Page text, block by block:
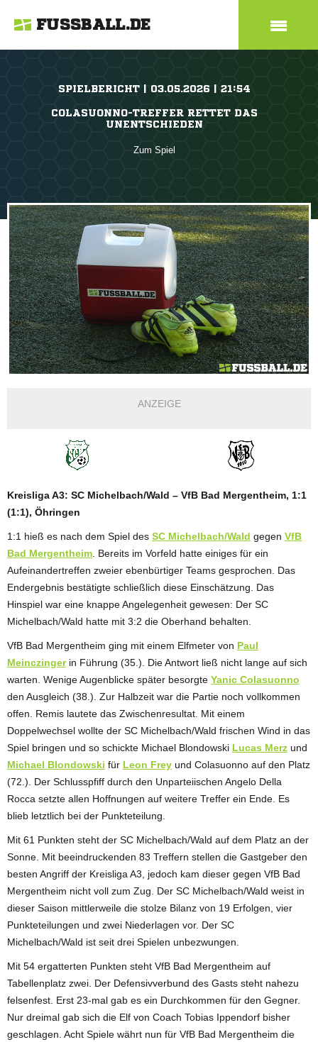
FUSSBALL.DE
SPIELBERICHT | 03.05.2026 | 21:54
COLASUONNO-TREFFER RETTET DAS
UNENTSCHIEDEN
Zum Spiel
ANZEIGE
Kreisliga A3: SC Michelbach/Wald – VfB Bad Mergentheim, 1:1
(1:1), Öhringen
1:1 hieß es nach dem Spiel des SC Michelbach/Wald gegen VfB
Bad Mergentheim . Bereits im Vorfeld hatte einiges für ein
Aufeinandertreffen zweier ebenbürtiger Teams gesprochen. Das
Endergebnis bestätigte schließlich diese Einschätzung. Das
Hinspiel war eine knappe Angelegenheit gewesen: Der SC
Michelbach/Wald hatte mit 3:2 die Oberhand behalten.
VfB Bad Mergentheim ging mit einem Elfmeter von Paul
Meinczingerin Führung (35.). Die Antwort ließ nicht lange auf sich
warten. Wenige Augenblicke später besorgte Yanic Colasuonno
den Ausgleich (38.). Zur Halbzeit war die Partie noch vollkommen
offen. Remis lautete das Zwischenresultat. Mit einem
Doppelwechsel wollte der SC Michelbach/Wald frischen Wind in das
Spiel bringen und so schickte Michael Blondowski Lucas Merz und
Michael Blondowski für Leon Frey und Colasuonno auf den Platz
(72.). Der Schlusspfiff durch den Unparteiischen Angelo Della
Rocca setzte allen Hoffnungen auf weitere Treffer ein Ende. Es
blieb letztlich bei der Punkteteilung.
Mit 61 Punkten steht der SC Michelbach/Wald auf dem Platz an der
Sonne. Mit beeindruckenden 83 Treffern stellen die Gastgeber den
besten Angriff der Kreisliga A3, jedoch kam dieser gegen VfB Bad
Mergentheim nicht voll zum Zug. Der SC Michelbach/Wald weist in
dieser Saison mittlerweile die stolze Bilanz von 19 Erfolgen, vier
Punkteteilungen und zwei Niederlagen vor. Der SC
Michelbach/Wald ist seit drei Spielen unbezwungen.
Mit 54 ergatterten Punkten steht VfB Bad Mergentheim auf
Tabellenplatz zwei. Der Defensivverbund des Gasts steht nahezu
felsenfest. Erst 23-mal gab es ein Durchkommen für den Gegner.
Nur dreimal gab sich die Elf von Coach Tobias Ippendorf bisher
geschlagen. Acht Spiele währt nun für VfB Bad Mergentheim die